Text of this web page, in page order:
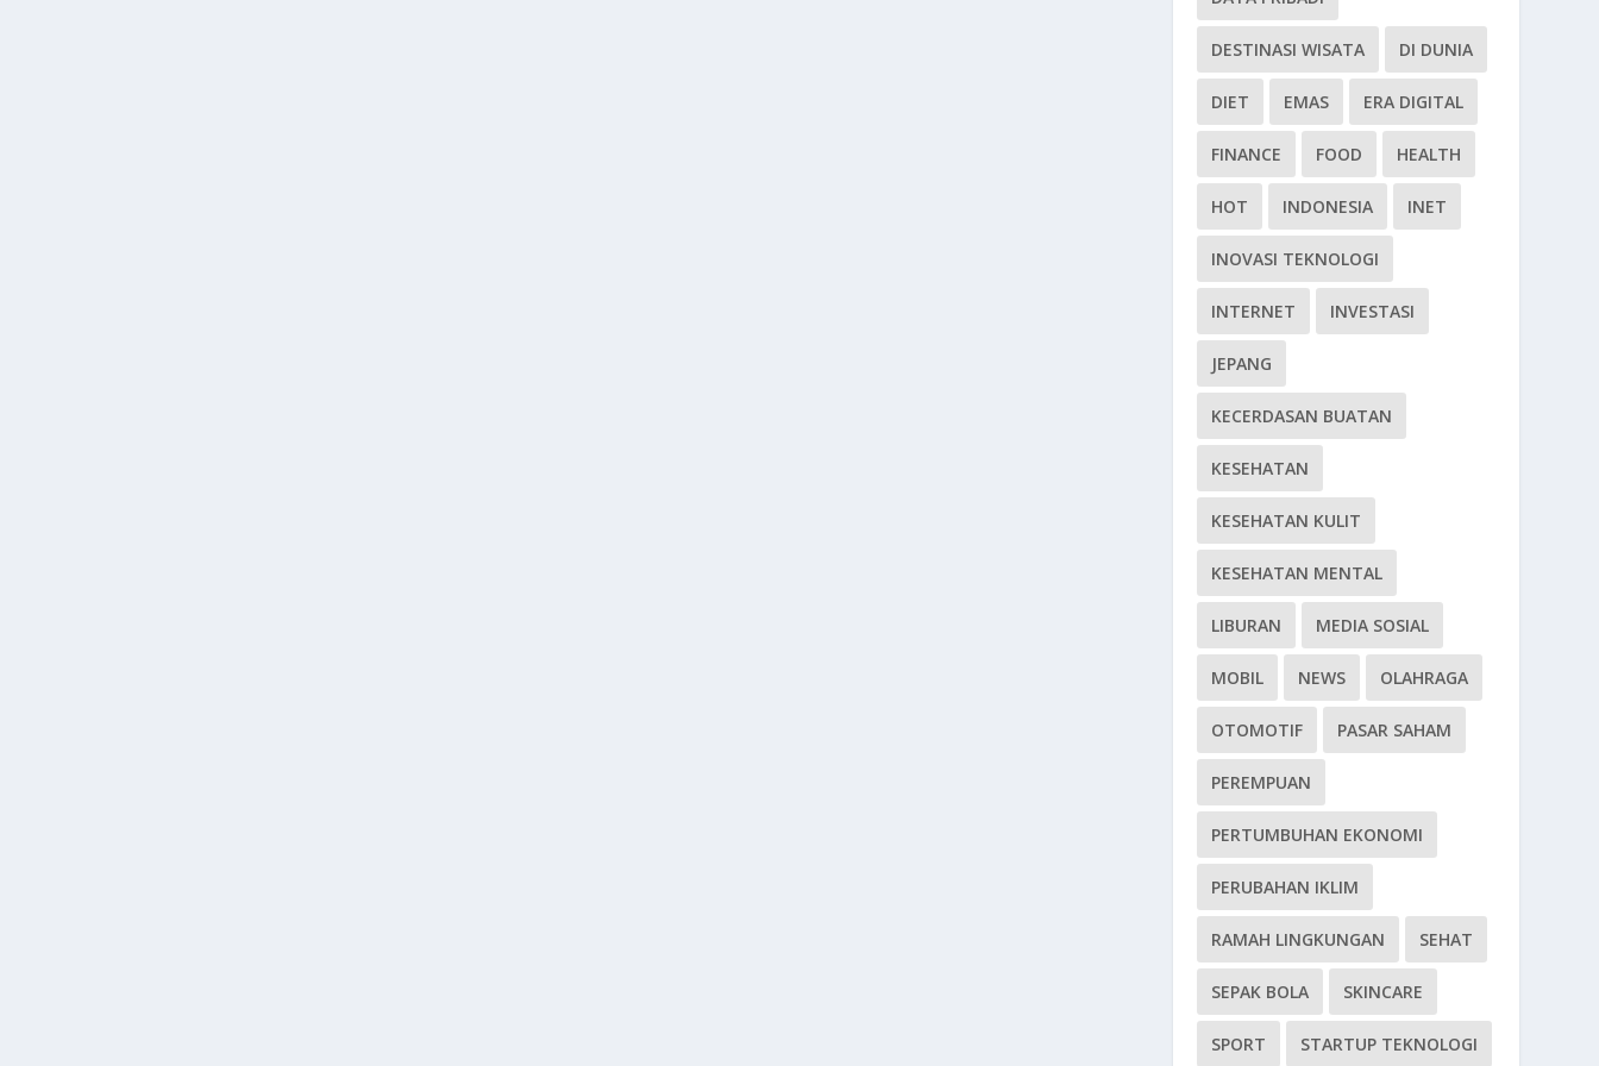
DESTINASI WISATA DI DUNIA
DIET EMAS ERA DIGITAL
FINANCE FOOD HEALTH
HOT INDONESIA INET
INOVASI TEKNOLOGI
INTERNET INVESTASI
JEPANG
KECERDASAN BUATAN
KESEHATAN
KESEHATAN KULIT
KESEHATAN MENTAL
LIBURAN MEDIA SOSIAL
MOBIL NEWS OLAHRAGA
OTOMOTIF PASAR SAHAM
PEREMPUAN
PERTUMBUHAN EKONOMI
PERUBAHAN IKLIM
RAMAH LINGKUNGAN SEHAT
SEPAK BOLA SKINCARE
SPORT STARTUP TEKNOLOGI